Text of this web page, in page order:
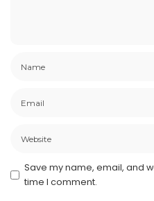
Save my name, email, and
time I comment.